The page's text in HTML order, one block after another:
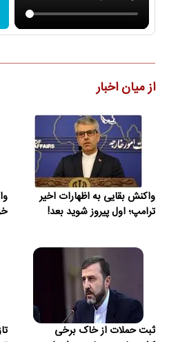
از میان اخبار
واکنش بقایی به اظهارات اخیر
ترامپ؛ اول پیروز شوید بعد!
ثبت حملات از خاک برخی